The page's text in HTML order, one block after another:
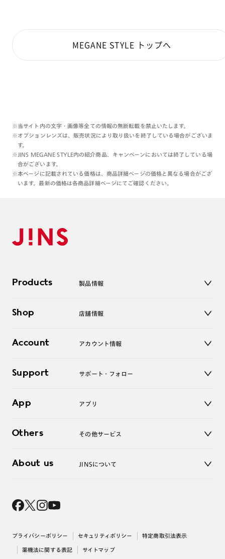
MEGANE STYLE トップへ
※当サイト内の文字・画像等全ての情報の無断転載を禁止いたします。
※オプションレンズは、販売状況により取り扱いを終了している場合がございま
す。
※JINS MEGANE STYLE内の紹介商品、キャンペーンにおいては終了している場
合がございます。
※本ページに記載されている価格は、商品詳細ページの価格と異なる場合がござ
います。最新の価格は各商品詳細ページにてご確認ください。
Products 製品情報
サングラス
コンタクトレンズ
アクセサリー
Shop 店舗情報
オンラインショップ
Account アカウント情報
ログアウト
Support サポート・フォロー
よくあるご質問
お問い合わせ
App アプリ
Others その他サービス
レンズ交換
About us JINSについて
採用情報
出店について
プライバシーポリシー セキュリティポリシー 特定商取引法表示
薬機法に関する表記 サイトマップ